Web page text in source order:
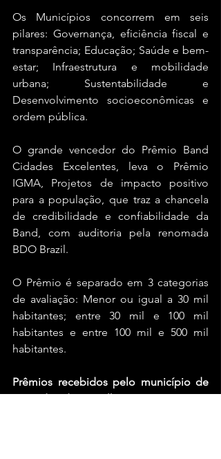
Os Municípios concorrem em seis
pilares: Governança, eficiência fiscal e
transparência; Educação; Saúde e bem-
estar; Infraestrutura e mobilidade
urbana; Sustentabilidade e
Desenvolvimento socioeconômicas e
ordem pública.
O grande vencedor do Prêmio Band
Cidades Excelentes, leva o Prêmio
IGMA, Projetos de impacto positivo
para a população, que traz a chancela
de credibilidade e confiabilidade da
Band, com auditoria pela renomada
BDO Brazil.
O Prêmio é separado em 3 categorias
de avaliação: Menor ou igual a 30 mil
habitantes; entre 30 mil e 100 mil
habitantes e entre 100 mil e 500 mil
habitantes.
Prêmios recebidos pelo município de
Luís Eduardo Magalhães: